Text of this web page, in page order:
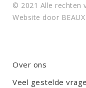
© 2021 Alle rechten
Website door
Over ons
Veel gestelde